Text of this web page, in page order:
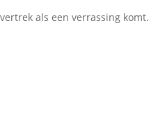
als een verrassing komt.